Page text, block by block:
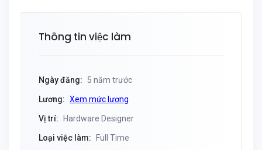
Thông tin việc làm
Ngày đăng: 5 năm trước
Lương: Xem mức lương
Vị trí: Hardware Designer
Loại việc làm: Full Time